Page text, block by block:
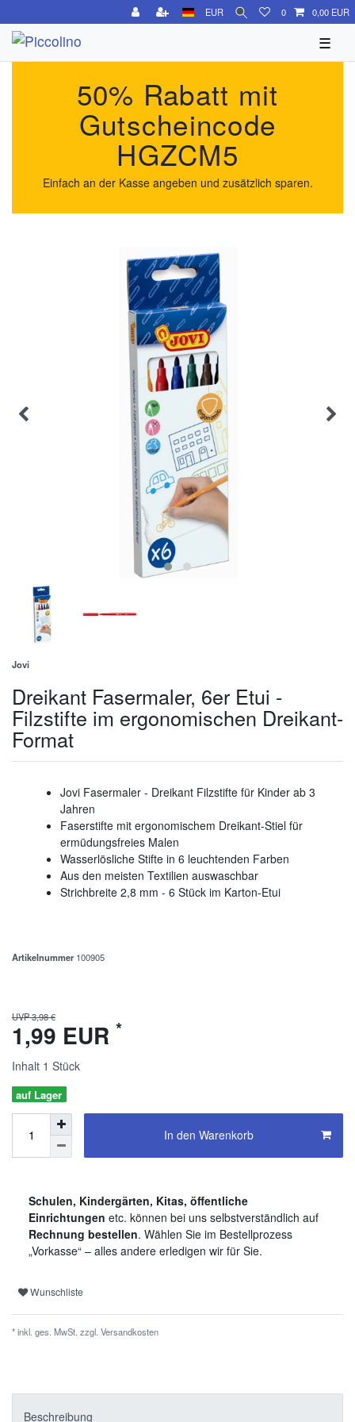
EUR 0 0,00 EUR
☰
50% Rabatt mit
Gutscheincode
HGZCM5
Einfach an der Kasse angeben und zusätzlich sparen.
Jovi
Dreikant Fasermaler, 6er Etui -
Filzstifte im ergonomischen Dreikant-
Format
Jovi Fasermaler - Dreikant Filzstifte für Kinder ab 3
Jahren
Faserstifte mit ergonomischem Dreikant-Stiel für
ermüdungsfreies Malen
Wasserlösliche Stifte in 6 leuchtenden Farben
Aus den meisten Textilien auswaschbar
Strichbreite 2,8 mm - 6 Stück im Karton-Etui
Artikelnummer 100905
UVP 3,98 €
1,99 EUR *
Inhalt 1 Stück
auf Lager
In den Warenkorb
Schulen, Kindergärten, Kitas, öffentliche
Einrichtungen etc. können bei uns selbstverständlich auf
Rechnung bestellen. Wählen Sie im Bestellprozess
„Vorkasse“ – alles andere erledigen wir für Sie.
Wunschliste
* inkl. ges. MwSt. zzgl. Versandkosten
Beschreibung